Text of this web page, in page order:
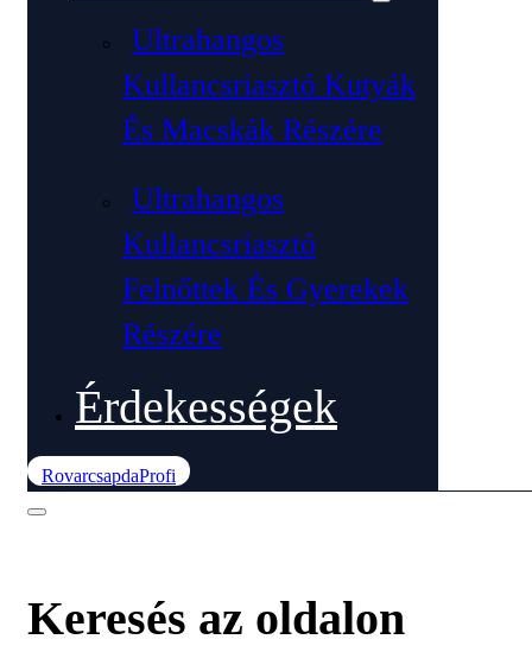
Ultrahangos
Kullancsriasztó Kutyák
És Macskák Részére
Ultrahangos
Kullancsriasztó
Felnőttek És Gyerekek
Részére
Érdekességek
RovarcsapdaProfi
Keresés az oldalon